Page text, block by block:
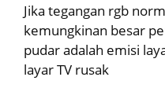
Jika tegangan rgb
kemungkinan besar
pudar adalah emisi
layar TV rusak